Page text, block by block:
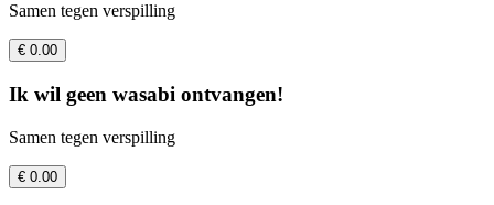
Samen tegen verspilling
€ 0.00
Ik wil geen wasabi ontvangen!
Samen tegen verspilling
€ 0.00